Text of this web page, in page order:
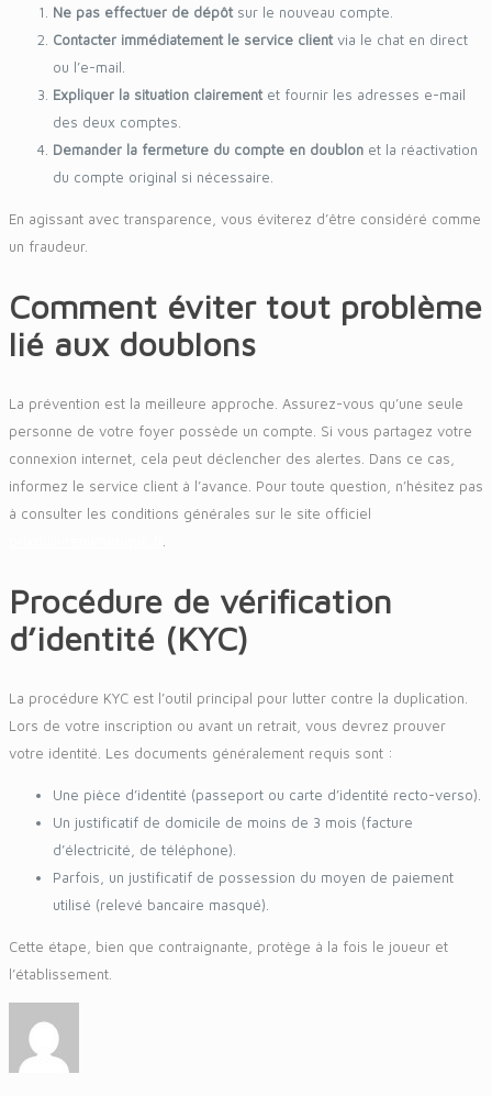
Ne pas effectuer de dépôt sur le nouveau compte.
Contacter immédiatement le service client via le chat en direct
ou l’e-mail.
Expliquer la situation clairement et fournir les adresses e-mail
des deux comptes.
Demander la fermeture du compte en doublon et la réactivation
du compte original si nécessaire.
En agissant avec transparence, vous éviterez d’être considéré comme
un fraudeur.
Comment éviter tout problème
lié aux doublons
La prévention est la meilleure approche. Assurez-vous qu’une seule
personne de votre foyer possède un compte. Si vous partagez votre
connexion internet, cela peut déclencher des alertes. Dans ce cas,
informez le service client à l’avance. Pour toute question, n’hésitez pas
à consulter les conditions générales sur le site officiel
Procédure de vérification
d’identité (KYC)
La procédure KYC est l’outil principal pour lutter contre la duplication.
Lors de votre inscription ou avant un retrait, vous devrez prouver
votre identité. Les documents généralement requis sont :
Une pièce d’identité (passeport ou carte d’identité recto-verso).
Un justificatif de domicile de moins de 3 mois (facture
d’électricité, de téléphone).
Parfois, un justificatif de possession du moyen de paiement
utilisé (relevé bancaire masqué).
Cette étape, bien que contraignante, protège à la fois le joueur et
l’établissement.